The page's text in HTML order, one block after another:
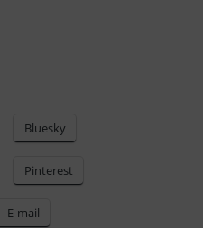
Bluesky
Pinterest
E-mail